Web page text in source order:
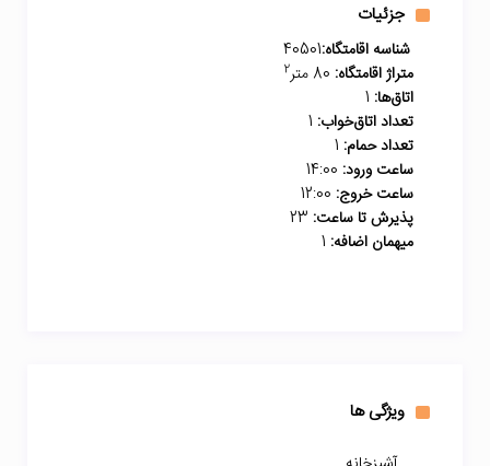
جزئیات
شناسه اقامتگاه:40501
متراژ اقامتگاه:
2
اتاق‌ها:
تعداد اتاق‌خواب:
تعداد حمام:
ساعت ورود:
ساعت خروج:
پذیرش تا ساعت:
میهمان اضافه:
ویژگی ها